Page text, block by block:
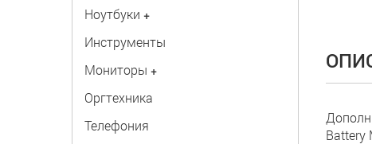
Ноутбуки +
Инструменты
Мониторы +
Оргтехника
Телефония
Battery